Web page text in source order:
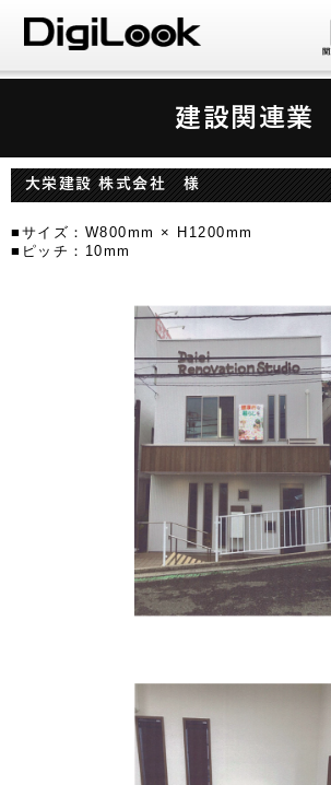
建設関連業
大栄建設 株式会社 様
■サイズ：W800mm × H1200mm
■ピッチ：10mm